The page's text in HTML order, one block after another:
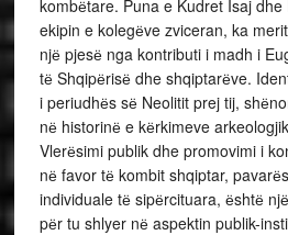
kombёtare. Puna e Kudret Isaj
ekipin e kolegёve zviceran, ka
njё pjesё nga kontributi i madh i
tё Shqipёrisё dhe shqiptarёve.
i periudhёs sё Neolitit prej tij,
nё historinё e kёrkimeve
Vlerёsimi publik dhe promovimi i
nё favor tё kombit shqiptar,
individuale tё sipёrcituara, ёshtё
pёr tu shlyer nё aspektin publik-